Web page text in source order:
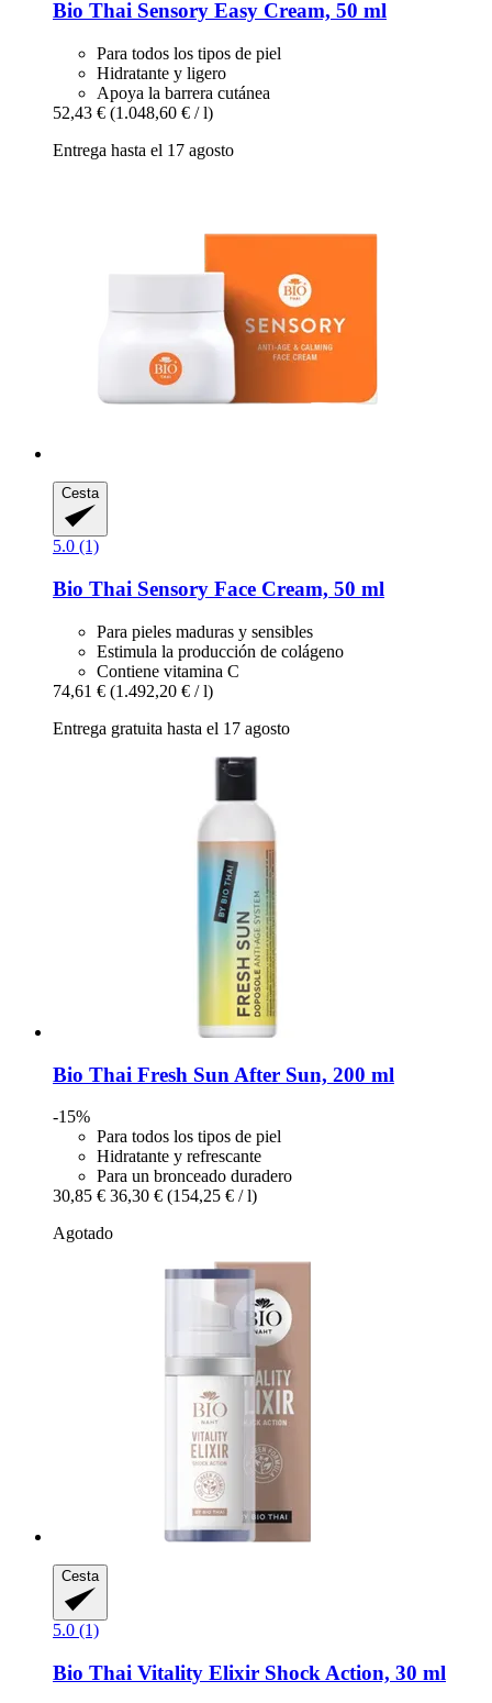
Bio Thai Sensory Easy Cream, 50 ml
Para todos los tipos de piel
Hidratante y ligero
Apoya la barrera cutánea
52,43 € (1.048,60 € / l)
Entrega hasta el 17 agosto
Cesta
5.0 (1)
Bio Thai Sensory Face Cream, 50 ml
Para pieles maduras y sensibles
Estimula la producción de colágeno
Contiene vitamina C
74,61 € (1.492,20 € / l)
Entrega gratuita hasta el 17 agosto
Bio Thai Fresh Sun After Sun, 200 ml
-15%
Para todos los tipos de piel
Hidratante y refrescante
Para un bronceado duradero
30,85 € 36,30 € (154,25 € / l)
Agotado
Cesta
5.0 (1)
Bio Thai Vitality Elixir Shock Action, 30 ml